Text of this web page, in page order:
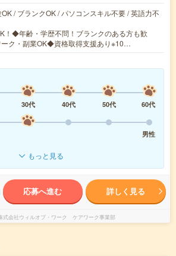
/ ブランクOK / パソコンスキル不要 / 英語力不
！◆年齢・学歴不問！ブランクのある方も歓
ク・副業OK◆資格取得支援あり※10…
30代 40代 50代
60代
男性
もっと見る
応募へ進む 詳しく見る
式会社ウィルオブ・ワーク ケアワーク事業部